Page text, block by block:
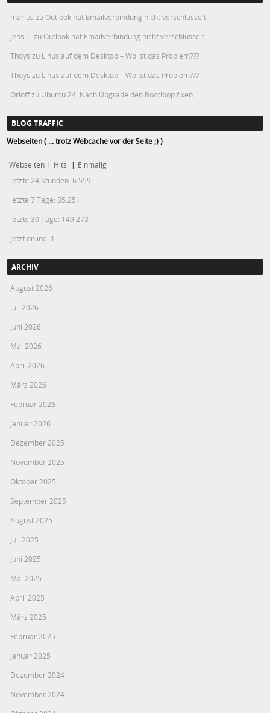
marius zu Outlook hat Emailverbindung nicht verschlüsselt
Jens T. zu Outlook hat Emailverbindung nicht verschlüsselt
Thoys zu Linux auf dem Desktop – Wo ist das Problem???
Thoys zu Linux auf dem Desktop – Wo ist das Problem???
Orloffzu Ubuntu 24: Nach Upgrade den Bootloop fixen
BLOG TRAFFIC
Webseiten ( ... trotz Webcache vor der Seite ;) )
Webseiten | Hits | Einmalig
letzte 24 Stunden:6.559
letzte 7 Tage: 35.251
letzte 30 Tage: 149.273
Jetzt online: 1
ARCHIV
August 2026
Juli 2026
Juni 2026
Mai 2026
April 2026
März 2026
Februar 2026
Januar 2026
Dezember 2025
November 2025
Oktober 2025
September 2025
August 2025
Juli 2025
Juni 2025
Mai 2025
April 2025
März 2025
Februar 2025
Januar 2025
Dezember 2024
November 2024